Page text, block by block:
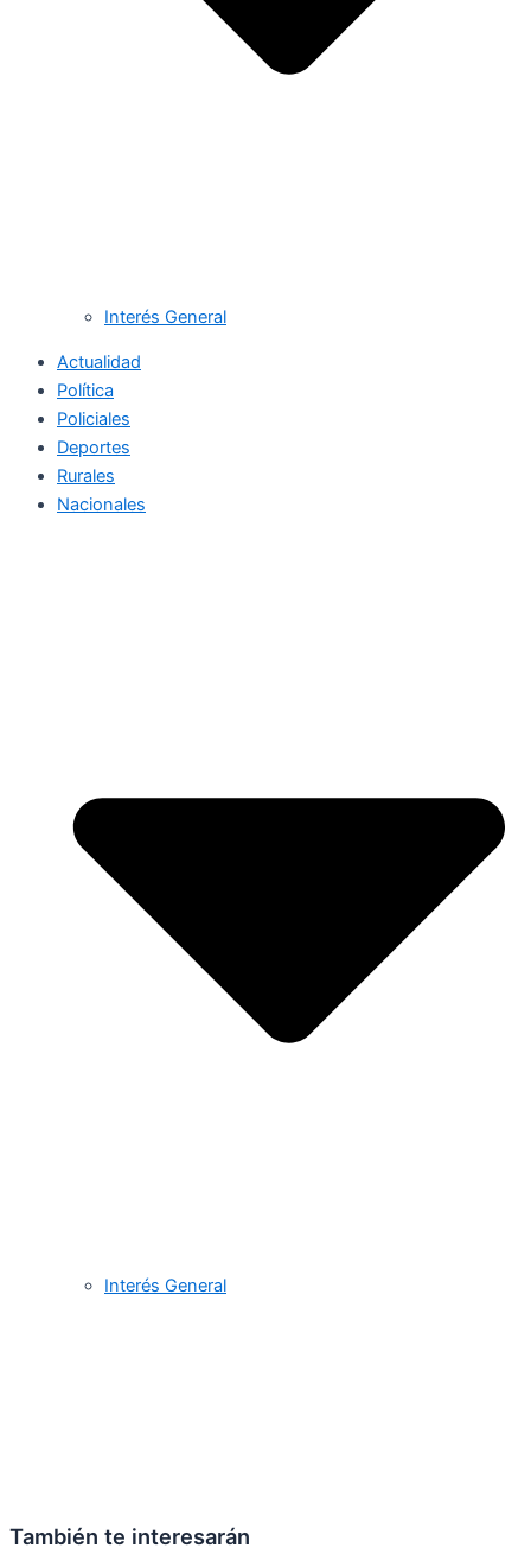
Interés General
Actualidad
Política
Policiales
Deportes
Rurales
Nacionales
Interés General
También te interesarán